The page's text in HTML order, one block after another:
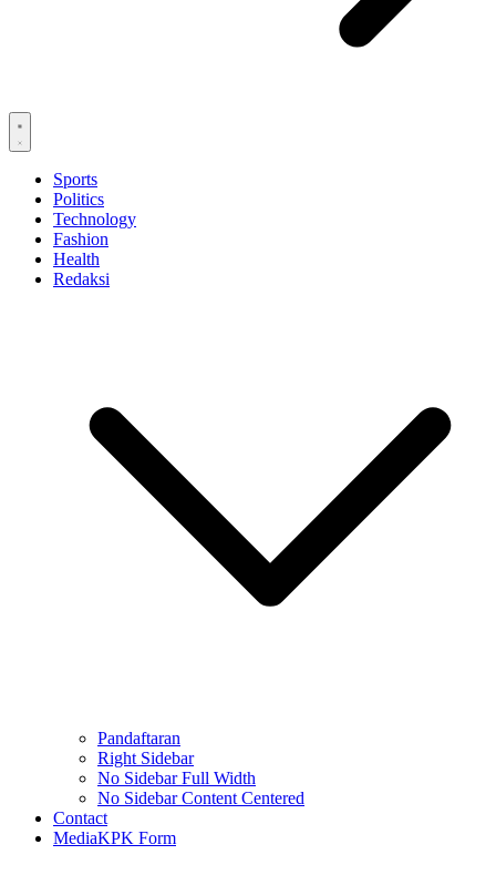
Sports
Politics
Technology
Fashion
Health
Redaksi
Pandaftaran
Right Sidebar
No Sidebar Full Width
No Sidebar Content Centered
Contact
MediaKPK Form